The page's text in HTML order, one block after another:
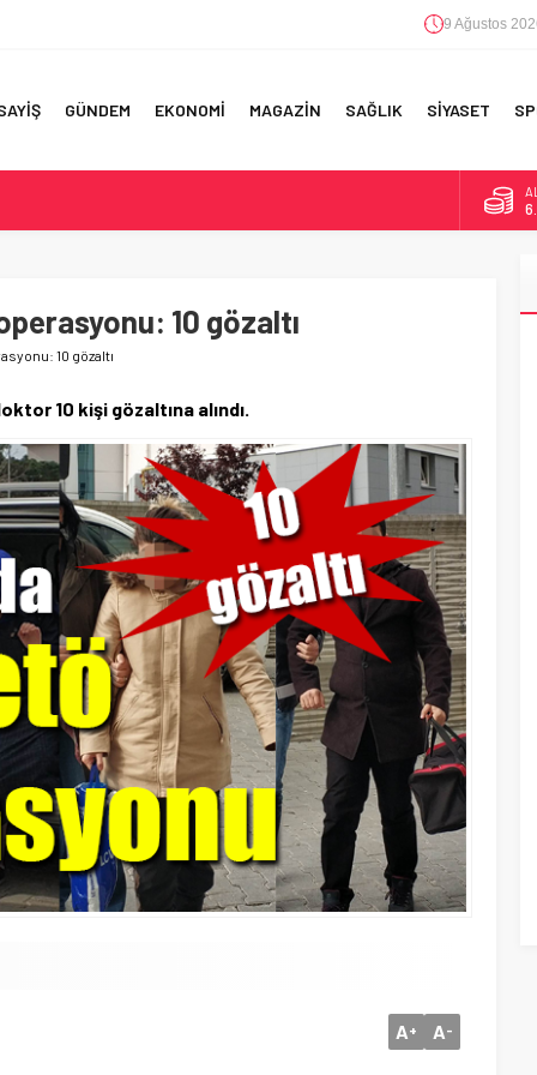
9 Ağustos
GÜNDEM EKONOMİ MAGAZİN SAĞLIK SİYASET
5’İNCİLİK!
EN BÜYÜK HATALAR
10 gözaltı
10 gözaltı
10 kişi gözaltına alındı.
A+ A-